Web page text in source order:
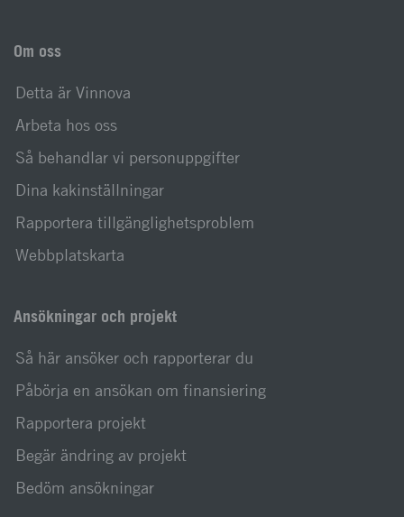
Om oss
Detta är Vinnova
Arbeta hos oss
Så behandlar vi personuppgifter
Dina kakinställningar
Rapportera tillgänglighetsproblem
Webbplatskarta
Ansökningar och projekt
Så här ansöker och rapporterar du
Påbörja en ansökan om finansiering
Rapportera projekt
Begär ändring av projekt
Bedöm ansökningar